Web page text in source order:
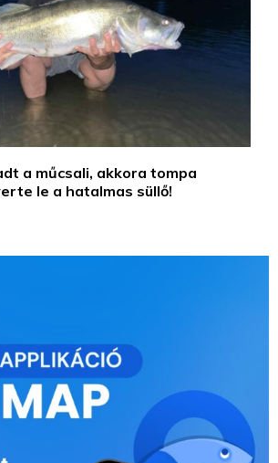
a műcsali, akkora tompa
le a hatalmas süllő!